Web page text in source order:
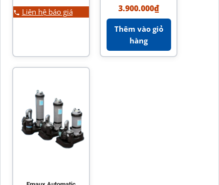
Liên hệ báo giá 3.900.000₫
Thêm vào giỏ
hàng